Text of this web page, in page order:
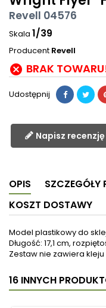
Revell 04576
Skala 1/39
Producent Revell
 BRAK
Udostępnij
Napisz recenzję
OPIS
SZCZEGÓŁY
KOSZT DOSTAWY
Model plastikowy do
Długość: 17,1 cm,
Zestaw nie zawiera kleju
16 INNYCH